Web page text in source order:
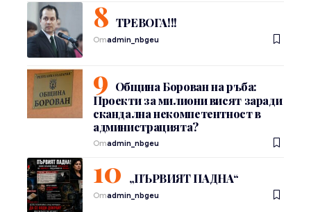
ТРЕВОГА!!!
Отadmin_nbgeu
Община Борован на ръба:
Проекти за милиони висят заради
скандална некомпетентност в
администрацията?
Отadmin_nbgeu
„ПЪРВИЯТ ПАДНА“
Отadmin_nbgeu